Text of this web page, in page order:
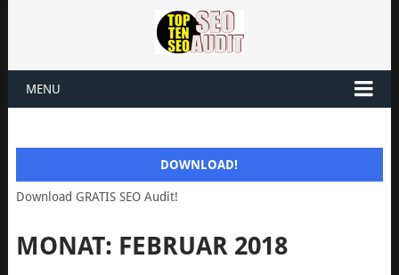
MENU
DOWNLOAD!
Download GRATIS SEO Audit!
MONAT: FEBRUAR 2018